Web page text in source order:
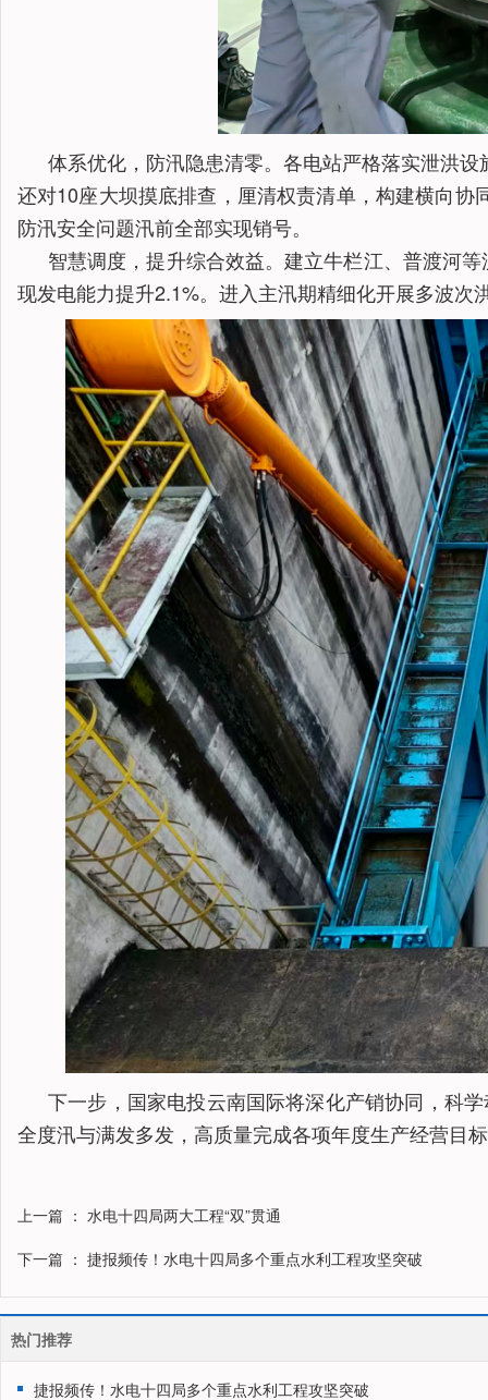
体系优化，防汛隐患清零。各电站严格落实泄洪
还对10座大坝摸底排查，厘清权责清单，构建横向
防汛安全问题汛前全部实现销号。
智慧调度，提升综合效益。建立牛栏江、普渡河
现发电能力提升2.1%。进入主汛期精细化开展多波次
下一步，国家电投云南国际将深化产销协同，科
全度汛与满发多发，高质量完成各项年度生产经营目
上一篇 ： 水电十四局两大工程“双”贯通
下一篇 ： 捷报频传！水电十四局多个重点水利工程攻坚突破
热门推荐
捷报频传！水电十四局多个重点水利工程攻坚突破